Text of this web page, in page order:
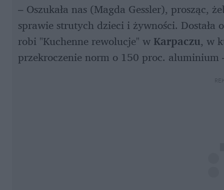
– Oszukała nas (Magda Gessler), prosząc,
sprawie strutych dzieci i żywności. Dostała
robi "Kuchenne rewolucje" w Karpaczu, w
przekroczenie norm o 150 proc. aluminium